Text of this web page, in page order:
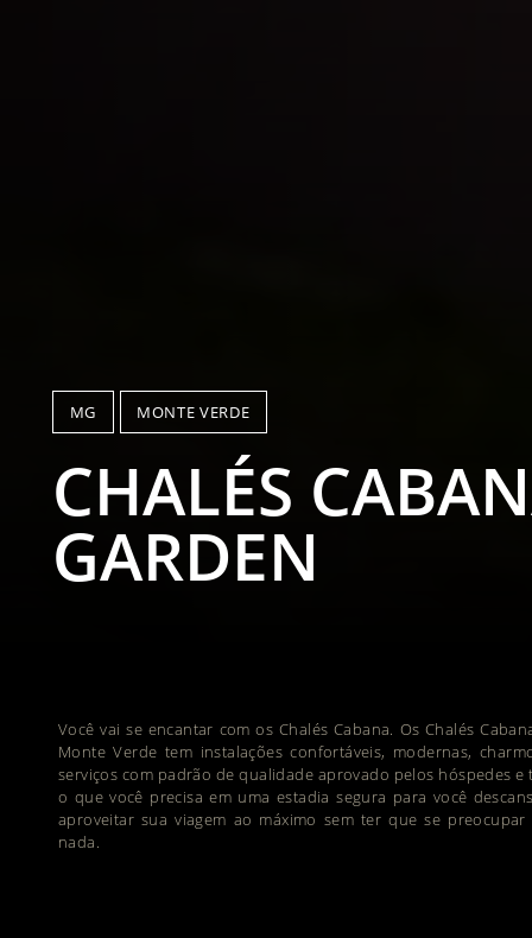
MG MONTE VERDE
CHALÉS
GARDEN
Você vai se encantar com os Chalés Cabana. Os Chalés
Monte Verde tem instalações confortáveis, modernas,
serviços com padrão de qualidade aprovado pelos hóspedes e
o que você precisa em uma estadia segura para você
aproveitar sua viagem ao máximo sem ter que se preocupar
nada.